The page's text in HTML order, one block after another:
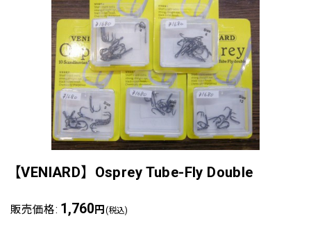
【VENIARD】Osprey Tube-Fly Double
販売価格: 1,760 円 (税込)